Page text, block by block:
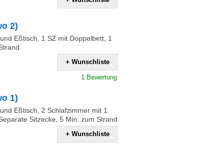
2)
Eßtisch, 1 SZ mit Doppelbett, 1
+ Wunschliste
1 Bewertung
1)
Eßtisch, 2 Schlafzimmer mit 1
Sitzecke, 5 Min. zum Strand
+ Wunschliste